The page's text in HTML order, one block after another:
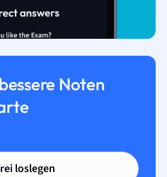
Noten
loslegen